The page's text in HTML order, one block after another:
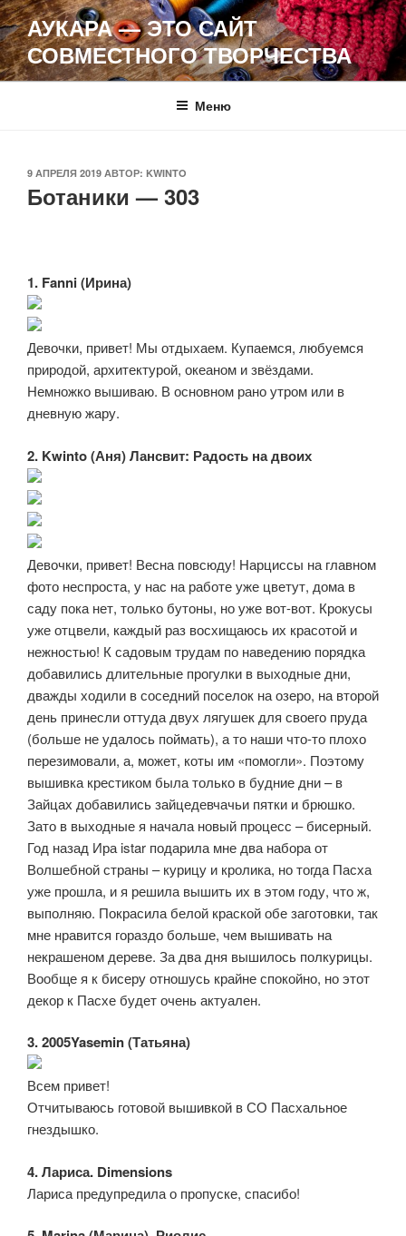
Перейти
к
содержимому
АУКАРА — ЭТО САЙТ
СОВМЕСТНОГО ТВОРЧЕСТВА
Меню
ОПУБЛИКОВАНО
9 АПРЕЛЯ 2019 АВТОР: KWINTO
Ботаники — 303
1. Fanni (Ирина)
Девочки, привет! Мы отдыхаем. Купаемся, любуемся
природой, архитектурой, океаном и звёздами.
Немножко вышиваю. В основном рано утром или в
дневную жару.
2. Kwinto (Аня) Лансвит: Радость на двоих
Девочки, привет! Весна повсюду! Нарциссы на главном
фото неспроста, у нас на работе уже цветут, дома в
саду пока нет, только бутоны, но уже вот-вот. Крокусы
уже отцвели, каждый раз восхищаюсь их красотой и
нежностью! К садовым трудам по наведению порядка
добавились длительные прогулки в выходные дни,
дважды ходили в соседний поселок на озеро, на второй
день принесли оттуда двух лягушек для своего пруда
(больше не удалось поймать), а то наши что-то плохо
перезимовали, а, может, коты им «помогли». Поэтому
вышивка крестиком была только в будние дни – в
Зайцах добавились зайцедевчачьи пятки и брюшко.
Зато в выходные я начала новый процесс – бисерный.
Год назад Ира istar подарила мне два набора от
Волшебной страны – курицу и кролика, но тогда Пасха
уже прошла, и я решила вышить их в этом году, что ж,
выполняю. Покрасила белой краской обе заготовки, так
мне нравится гораздо больше, чем вышивать на
некрашеном дереве. За два дня вышилось полкурицы.
Вообще я к бисеру отношусь крайне спокойно, но этот
декор к Пасхе будет очень актуален.
3. 2005Yasemin (Татьяна)
Всем привет!
Отчитываюсь готовой вышивкой в СО Пасхальное
гнездышко.
4. Лариса. Dimensions
Лариса предупредила о пропуске, спасибо!